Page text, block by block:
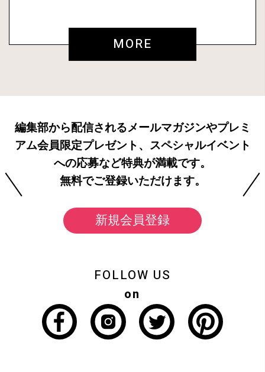
MORE
編集部から配信されるメールマガジンやプレミ
アム会員限定プレゼント、スペシャルイベント
への応募など特典が満載です。
無料でご登録いただけます。
新規会員登録
FOLLOW US
on